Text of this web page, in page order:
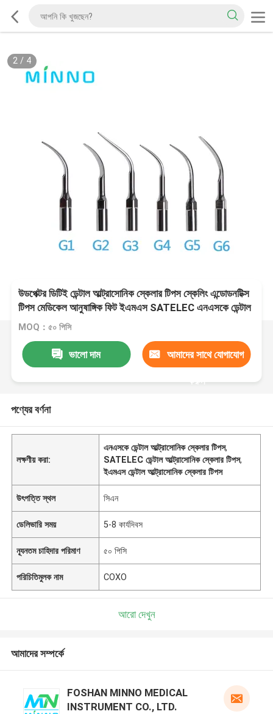
2/ 4
উডপেক্টর ডিটিই ডেন্টাল আল্ট্রাসোনিক স্কেলার টিপস স্কেলিং এন্ডোডনটিক্স
টিপস মেডিকেল আনুষাঙ্গিক ফিট ইএমএস SATELEC এনএসকে ডেন্টাল
MOQ：৫০ পিসি
ভালো দাম আমাদের সাথে যোগাযোগ
করুন
পণ্যের বর্ণনা
লক্ষণীয় করা:
এনএসকে ডেন্টাল আল্ট্রাসোনিক স্কেলার টিপস,
SATELEC ডেন্টাল আল্ট্রাসোনিক স্কেলার টিপস,
ইএমএস ডেন্টাল আল্ট্রাসোনিক স্কেলার টিপস
উৎপত্তি স্থল সিএন
ডেলিভারি সময় 5-8 কার্যদিবস
ন্যূনতম চাহিদার পরিমাণ ৫০ পিসি
পরিচিতিমুলক নাম COXO
আরো দেখুন
আমাদের সম্পর্কে
FOSHAN MINNO MEDICAL
INSTRUMENT CO., LTD.